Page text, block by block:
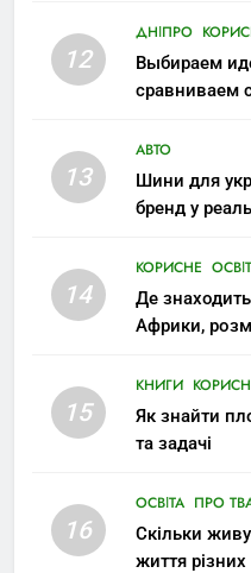
12
ДНІПРО
Выбираем
сравниваем
13
АВТО
Шини для
бренд у
14
КОРИСНЕ
Де
Африки,
15
КНИГИ
Як знайти
та задачі
16
ОСВІТА ПРО
Скільки
життя різних